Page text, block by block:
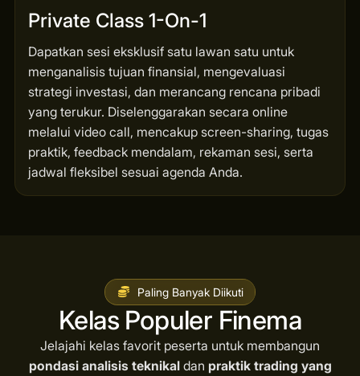
Private Class 1-On-1
Dapatkan sesi eksklusif satu lawan satu untuk
menganalisis tujuan finansial, mengevaluasi
strategi investasi, dan merancang rencana pribadi
yang terukur. Diselenggarakan secara online
melalui video call, mencakup screen-sharing, tugas
praktik, feedback mendalam, rekaman sesi, serta
jadwal fleksibel sesuai agenda Anda.
Paling Banyak Diikuti
Kelas Populer Finema
Jelajahi kelas favorit peserta untuk membangun
pondasi analisis teknikaldan praktik trading yang